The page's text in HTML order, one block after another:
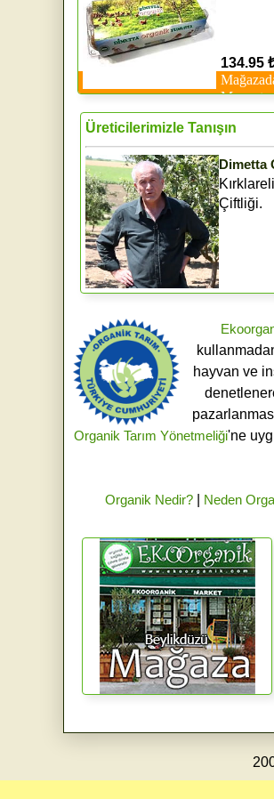
134.95
Mevcut
Üreticilerimizle Tanışın
Dimetta
Çiftliği.
hayvan ve
Organik Tarım Yönetmeliği'ne
Organik Nedir?| Neden